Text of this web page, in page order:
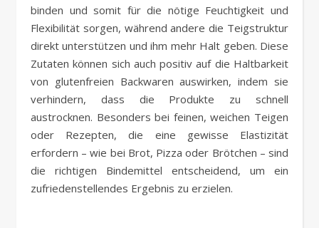
binden und somit für die nötige Feuchtigkeit und
Flexibilität sorgen, während andere die Teigstruktur
direkt unterstützen und ihm mehr Halt geben. Diese
Zutaten können sich auch positiv auf die Haltbarkeit
von glutenfreien Backwaren auswirken, indem sie
verhindern, dass die Produkte zu schnell
austrocknen. Besonders bei feinen, weichen Teigen
oder Rezepten, die eine gewisse Elastizität
erfordern – wie bei Brot, Pizza oder Brötchen – sind
die richtigen Bindemittel entscheidend, um ein
zufriedenstellendes Ergebnis zu erzielen.